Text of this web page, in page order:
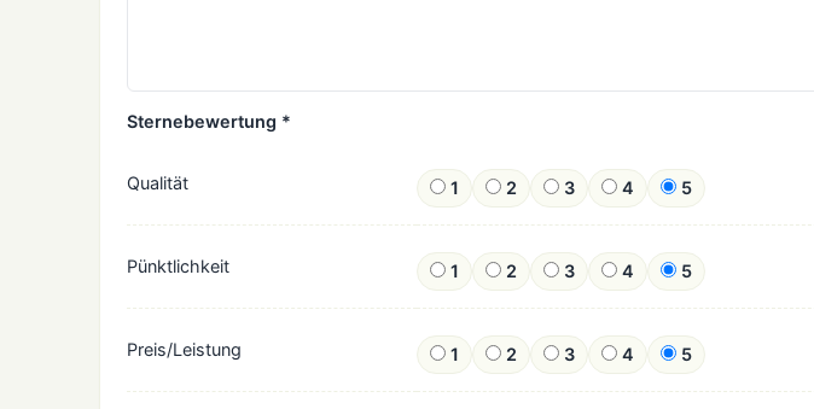
Sternebewertung *
Qualität 1 2 3 4 5
Pünktlichkeit 1 2 3 4 5
Preis/Leistung 1 2 3 4 5